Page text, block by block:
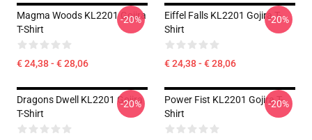
Magma Woods KL2201 Gojira
T-Shirt
€ 24,38 - € 28,06
-20%
Eiffel Falls KL2201 Gojira T-
Shirt
€ 24,38 - € 28,06
-20%
Dragons Dwell KL2201 Gojira
T-Shirt
-20%
Power Fist KL2201 Gojira T-
Shirt
-20%